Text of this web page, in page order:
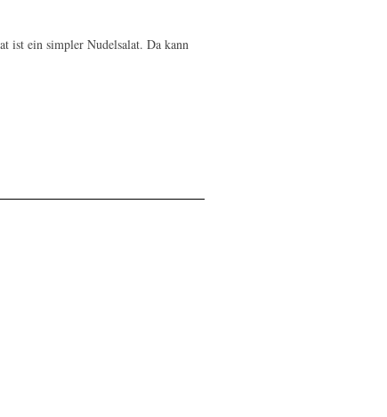
ist ein simpler Nudelsalat. Da kann